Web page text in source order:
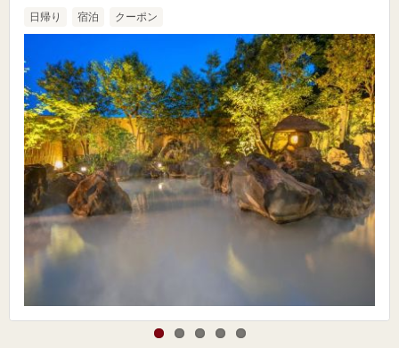
日帰り 宿泊 クーポン